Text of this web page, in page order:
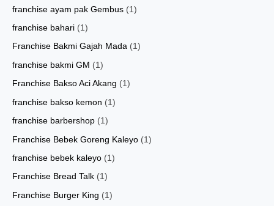
franchise ayam pak Gembus (1)
franchise bahari (1)
Franchise Bakmi Gajah Mada (1)
franchise bakmi GM (1)
Franchise Bakso Aci Akang (1)
franchise bakso kemon (1)
franchise barbershop (1)
Franchise Bebek Goreng Kaleyo (1)
franchise bebek kaleyo (1)
Franchise Bread Talk (1)
Franchise Burger King (1)